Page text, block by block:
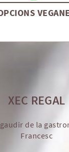
XEC REGAL
de la
Francesc